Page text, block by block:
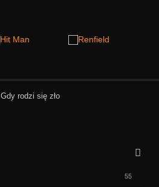
Gdy rodzi się zło
55